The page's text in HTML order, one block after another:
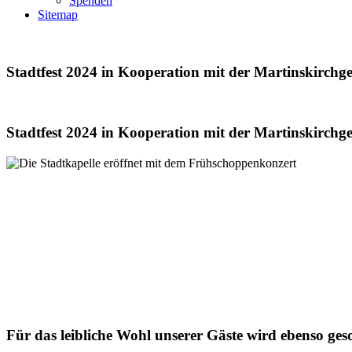
Sitemap
Stadtfest 2024 in Kooperation mit der
Stadtfest 2024 in Kooperation mit der
Für das leibliche Wohl unserer Gäste wird ebenso